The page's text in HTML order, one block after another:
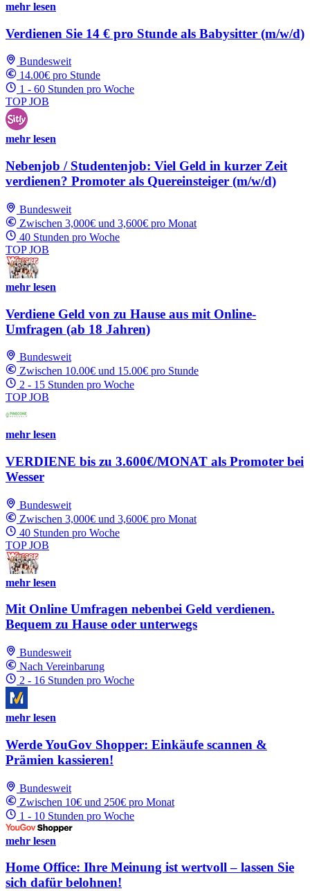
mehr lesen
Verdienen Sie 14 € pro Stunde als Babysitter (m/w/d)
Bundesweit
14.00€ pro Stunde
1 - 60 Stunden pro Woche
TOP JOB
mehr lesen
Nebenjob / Studentenjob: Viel Geld in kurzer Zeit
verdienen? Promoter als Quereinsteiger (m/w/d)
Bundesweit
Zwischen 3,000€ und 3,600€ pro Monat
40 Stunden pro Woche
TOP JOB
mehr lesen
Verdiene Geld von zu Hause aus mit Online-
Umfragen (ab 18 Jahren)
Bundesweit
Zwischen 10.00€ und 15.00€ pro Stunde
2 - 15 Stunden pro Woche
TOP JOB
mehr lesen
VERDIENE bis zu 3.600€/MONAT als Promoter bei
Wesser
Bundesweit
Zwischen 3,000€ und 3,600€ pro Monat
40 Stunden pro Woche
TOP JOB
mehr lesen
Mit Online Umfragen nebenbei Geld verdienen.
Bequem zu Hause oder unterwegs
Bundesweit
Nach Vereinbarung
2 - 16 Stunden pro Woche
mehr lesen
Werde YouGov Shopper: Einkäufe scannen &
Prämien kassieren!
Bundesweit
Zwischen 10€ und 250€ pro Monat
1 - 10 Stunden pro Woche
mehr lesen
Home Office: Ihre Meinung ist wertvoll – lassen Sie
sich dafür belohnen!